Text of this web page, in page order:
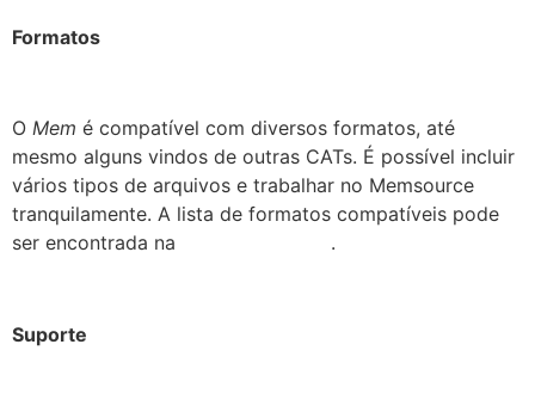
Formatos
O Mem é compatível com diversos formatos, até
mesmo alguns vindos de outras CATs. É possível incluir
vários tipos de arquivos e trabalhar no Memsource
tranquilamente. A lista de formatos compatíveis pode
ser encontrada na
.
Suporte